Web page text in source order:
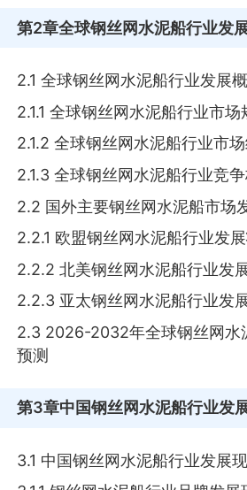
第2章全球钢丝网水泥船行业发
2.1 全球钢丝网水泥船行业发展
2.1.1 全球钢丝网水泥船行业市场
2.1.2 全球钢丝网水泥船行业市
2.1.3 全球钢丝网水泥船行业竞
2.2 国外主要钢丝网水泥船市场
2.2.1 欧盟钢丝网水泥船行业发
2.2.2 北美钢丝网水泥船行业发
2.2.3 亚太钢丝网水泥船行业发
2.3 2026-2032年全球钢丝网水
预测
第3章中国钢丝网水泥船行业发
3.1 中国钢丝网水泥船行业发展